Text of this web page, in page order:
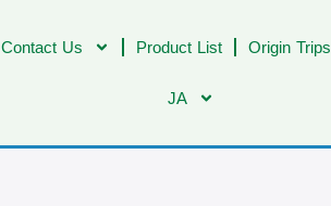
Contact Us Product List Origin Trips
JA